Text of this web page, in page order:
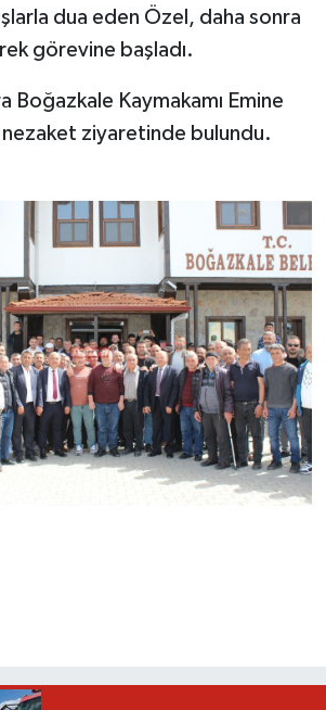
dua eden Özel, daha sonra
görevine başladı.
Boğazkale Kaymakamı Emine
nezaket ziyaretinde bulundu.